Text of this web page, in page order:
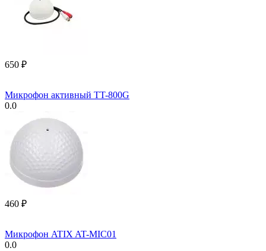
‍650‍ ₽
Микрофон активный TT-800G
0.0
‍460‍ ₽
Микрофон ATIX AT-MIC01
0.0